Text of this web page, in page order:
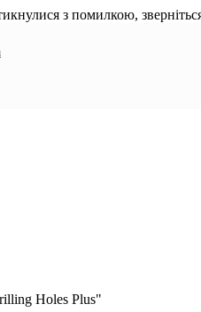
з помилкою,
Holes Plus"